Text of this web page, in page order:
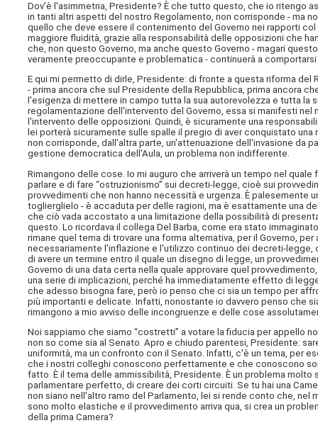
Dov'è l'asimmetria, Presidente? È che tutto questo, che io ritengo
in tanti altri aspetti del nostro Regolamento, non corrisponde - ma
quello che deve essere il contenimento del Governo nei rapporti
maggiore fluidità, grazie alla responsabilità delle opposizioni che
che, non questo Governo, ma anche questo Governo - magari
veramente preoccupante e problematica - continuerà a
E qui mi permetto di dirle, Presidente: di fronte a questa riforma
- prima ancora che sul Presidente della Repubblica, prima ancora
l'esigenza di mettere in campo tutta la sua autorevolezza e tutta
regolamentazione dell'intervento del Governo, essa si manifesti
l'intervento delle opposizioni. Quindi, è sicuramente una
lei porterà sicuramente sulle spalle il pregio di aver conquistato
non corrisponde, dall'altra parte, un'attenuazione dell'invasione da
gestione democratica dell'Aula, un problema non indifferente.
Rimangono delle cose. Io mi auguro che arriverà un tempo nel
parlare e di fare “ostruzionismo” sui decreti-legge, cioè sui
provvedimenti che non hanno necessità e urgenza. È palesemente
toglierglielo - è accaduta per delle ragioni, ma è esattamente una
che ciò vada accostato a una limitazione della possibilità di
questo. Lo ricordava il collega Del Barba, come era stato
rimane quel tema di trovare una forma alternativa, per il Governo,
necessariamente l'inflazione e l'utilizzo continuo dei decreti-legge,
di avere un termine entro il quale un disegno di legge, un
Governo di una data certa nella quale approvare quel
una serie di implicazioni, perché ha immediatamente effetto di
che adesso bisogna fare, però io penso che ci sia un tempo per
più importanti e delicate. Infatti, nonostante io davvero penso che
rimangono a mio avviso delle incongruenze e delle cose
Noi sappiamo che siamo “costretti” a votare la fiducia per appello
non so come sia al Senato. Apro e chiudo parentesi, Presidente:
uniformità, ma un confronto con il Senato. Infatti, c'è un tema, per
che i nostri colleghi conoscono perfettamente e che conoscono
fatto. È il tema delle ammissibilità, Presidente. È un problema
parlamentare perfetto, di creare dei corti circuiti. Se tu hai una
non siano nell'altro ramo del Parlamento, lei si rende conto che, nel
sono molto elastiche e il provvedimento arriva qua, si crea un
della prima Camera?